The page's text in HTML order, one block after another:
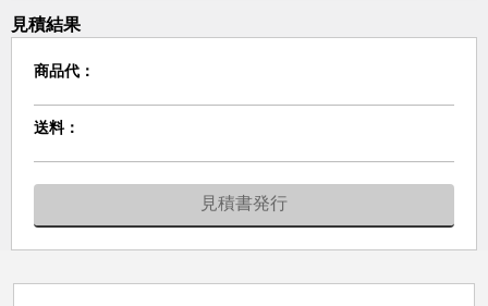
見積結果
商品代：
送料：
見積書発行